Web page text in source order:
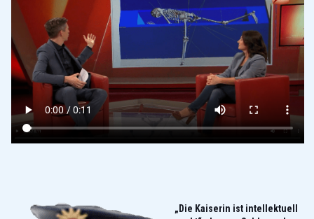
„Die Kaiserin ist intellektuell